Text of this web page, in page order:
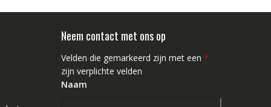
Neem contact met ons op
Velden die gemarkeerd zijn met een *
zijn verplichte velden
Naam